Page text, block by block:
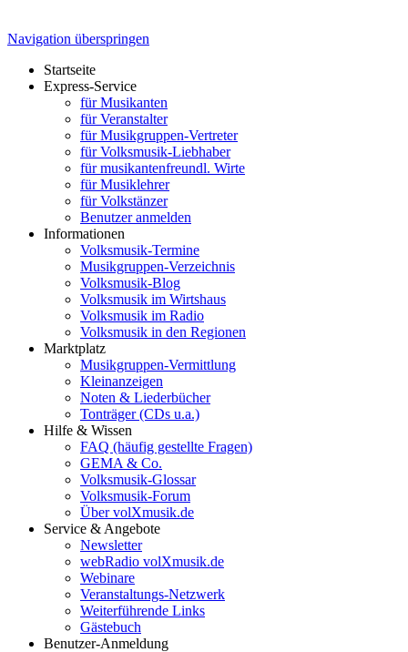
Navigation überspringen
Startseite
Express-Service
für Musikanten
für Veranstalter
für Musikgruppen-Vertreter
für Volksmusik-Liebhaber
für musikantenfreundl. Wirte
für Musiklehrer
für Volkstänzer
Benutzer anmelden
Informationen
Volksmusik-Termine
Musikgruppen-Verzeichnis
Volksmusik-Blog
Volksmusik im Wirtshaus
Volksmusik im Radio
Volksmusik in den Regionen
Marktplatz
Musikgruppen-Vermittlung
Kleinanzeigen
Noten & Liederbücher
Tonträger (CDs u.a.)
Hilfe & Wissen
FAQ (häufig gestellte Fragen)
GEMA & Co.
Volksmusik-Glossar
Volksmusik-Forum
Über volXmusik.de
Service & Angebote
Newsletter
webRadio volXmusik.de
Webinare
Veranstaltungs-Netzwerk
Weiterführende Links
Gästebuch
Benutzer-Anmeldung